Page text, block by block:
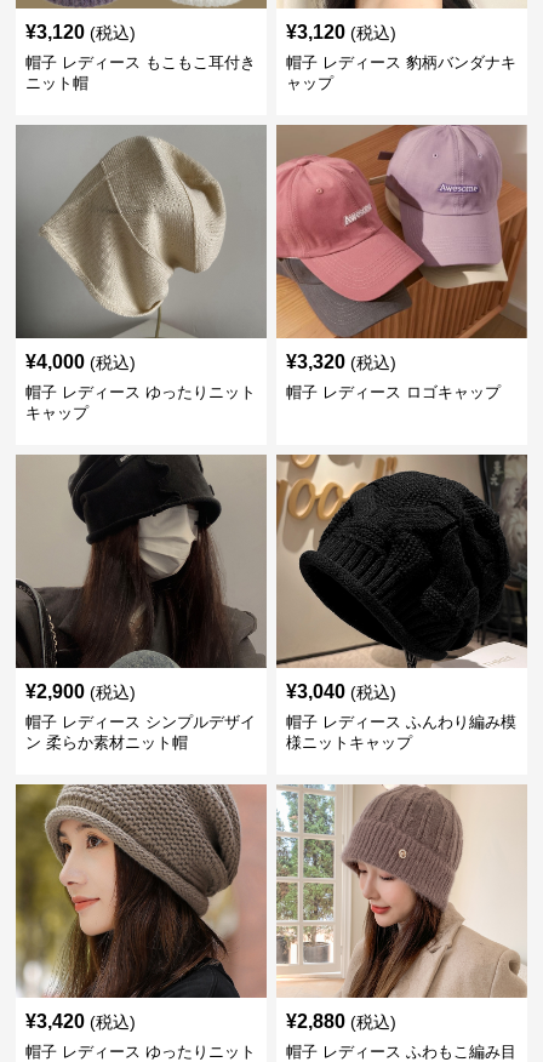
¥3,120 (税込)
帽子 レディース もこもこ耳付き
ニット帽
¥3,120 (税込)
帽子 レディース 豹柄バンダナキ
ャップ
¥4,000 (税込)
帽子 レディース ゆったりニット
キャップ
¥3,320 (税込)
帽子 レディース ロゴキャップ
¥2,900 (税込)
帽子 レディース シンプルデザイ
ン 柔らか素材ニット帽
¥3,040 (税込)
帽子 レディース ふんわり編み模
様ニットキャップ
¥3,420 (税込)
帽子 レディース ゆったりニット
¥2,880 (税込)
帽子 レディース ふわもこ編み目